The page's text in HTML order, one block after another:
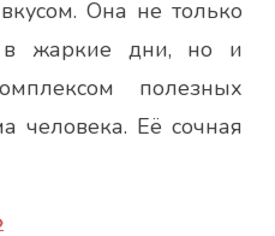
Она не только
в жаркие дни, но и
полезных
человека. Её сочная